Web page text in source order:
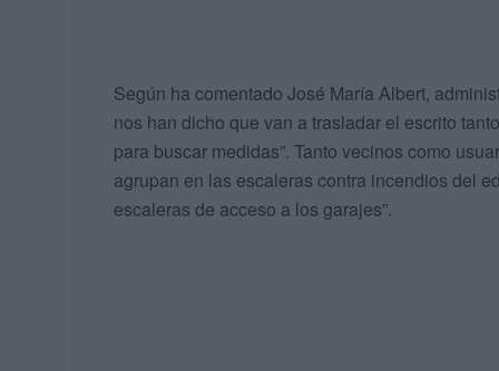
Según ha comentado José María Albert,
nos han dicho que van a trasladar el escrito
para buscar medidas”. Tanto vecinos como
agrupan en las escaleras contra incendios del
escaleras de acceso a los garajes”.